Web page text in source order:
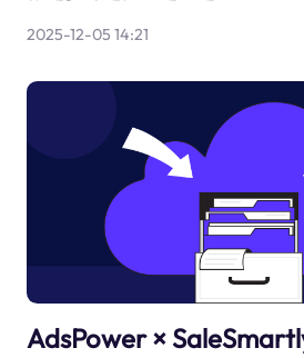
2025-12-05 14:21
AdsPower ×